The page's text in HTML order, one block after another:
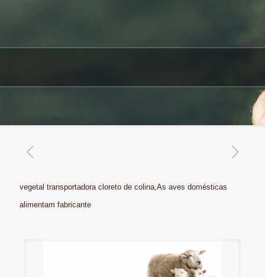
vegetal transportadora cloreto de colina,As aves domésticas
alimentam fabricante